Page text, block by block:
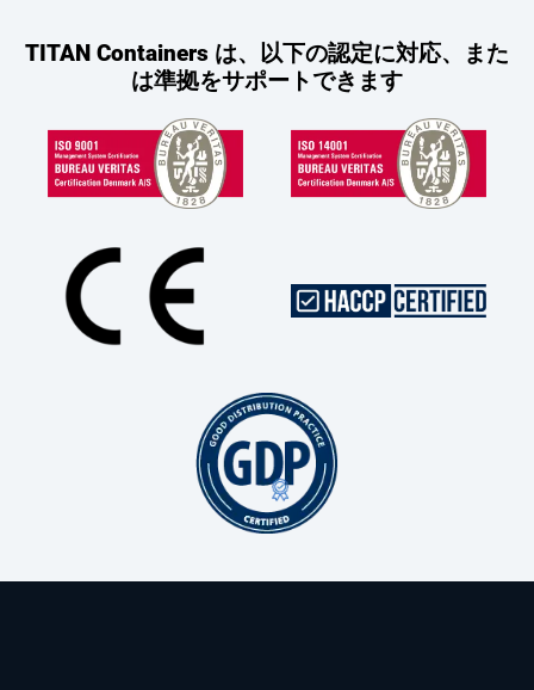
TITAN Containers は、以下の認定に対応、また
は準拠をサポートできます